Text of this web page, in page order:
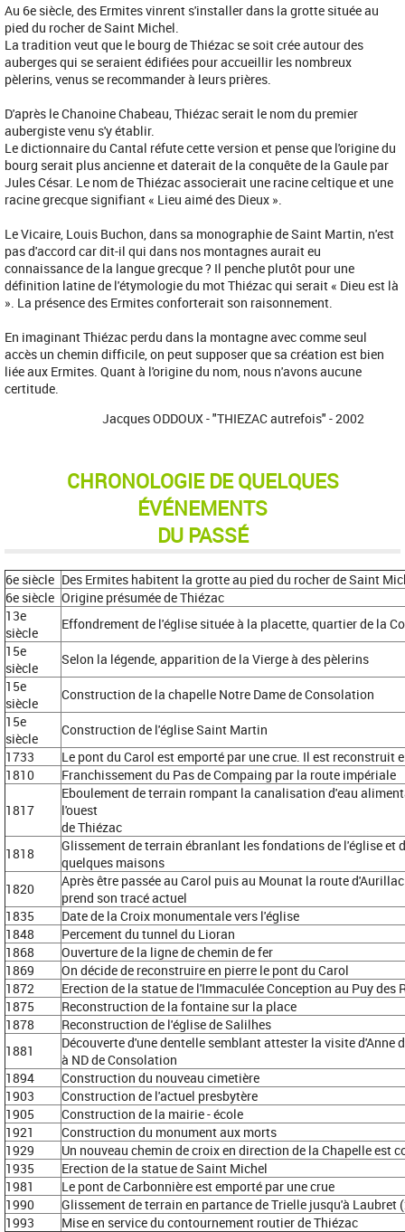
Au 6e siècle, des Ermites vinrent s'installer dans la grotte située au
pied du rocher de Saint Michel.
La tradition veut que le bourg de Thiézac se soit crée autour des
auberges qui se seraient édifiées pour accueillir les nombreux
pèlerins, venus se recommander à leurs prières.
D'après le Chanoine Chabeau, Thiézac serait le nom du premier
aubergiste venu s'y établir.
Le dictionnaire du Cantal réfute cette version et pense que l'origine du
bourg serait plus ancienne et daterait de la conquête de la Gaule par
Jules César. Le nom de Thiézac associerait une racine celtique et une
racine grecque signifiant « Lieu aimé des Dieux ».
Le Vicaire, Louis Buchon, dans sa monographie de Saint Martin, n'est
pas d'accord car dit-il qui dans nos montagnes aurait eu
connaissance de la langue grecque ? Il penche plutôt pour une
définition latine de l'étymologie du mot Thiézac qui serait « Dieu est là
». La présence des Ermites conforterait son raisonnement.
En imaginant Thiézac perdu dans la montagne avec comme seul
accès un chemin difficile, on peut supposer que sa création est bien
liée aux Ermites. Quant à l'origine du nom, nous n'avons aucune
certitude.
Jacques ODDOUX - "THIEZAC autrefois" - 2002
CHRONOLOGIE DE QUELQUES
ÉVÉNEMENTS
DU PASSÉ
6e siècle Des Ermites habitent la grotte au pied du rocher de Saint
6e siècle Origine présumée de Thiézac
13e
siècle
Effondrement de l'église située à la placette, quartier de la
15e
siècle
Selon la légende, apparition de la Vierge à des pèlerins
15e
siècle
Construction de la chapelle Notre Dame de Consolation
15e
siècle
Construction de l'église Saint Martin
1733
Le pont du Carol est emporté par une crue. Il est reconstruit
1810
Franchissement du Pas de Compaing par la route impériale
1817
Eboulement de terrain rompant la canalisation d'eau
l'ouest
de Thiézac
1818
Glissement de terrain ébranlant les fondations de l'église et
quelques maisons
1820
Après être passée au Carol puis au Mounat la route d'Aurillac
prend son tracé actuel
1835
Date de la Croix monumentale vers l'église
1848
Percement du tunnel du Lioran
1868
Ouverture de la ligne de chemin de fer
1869
On décide de reconstruire en pierre le pont du Carol
1872
Erection de la statue de l'Immaculée Conception au Puy des
1875
Reconstruction de la fontaine sur la place
1878
Reconstruction de l'église de Salilhes
1881
Découverte d'une dentelle semblant attester la visite d'Anne
à ND de Consolation
1894
Construction du nouveau cimetière
1903
Construction de l'actuel presbytère
1905
Construction de la mairie - école
1921
Construction du monument aux morts
1929
Un nouveau chemin de croix en direction de la Chapelle est
1935
Erection de la statue de Saint Michel
1981
Le pont de Carbonnière est emporté par une crue
1990
Glissement de terrain en partance de Trielle jusqu'à Laubret
1993
Mise en service du contournement routier de Thiézac